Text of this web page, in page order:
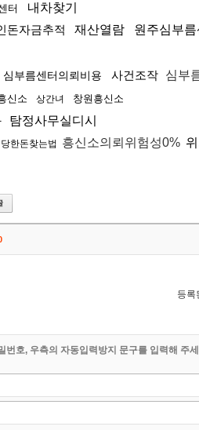
터 내차찾기
돈자금추적 재산열람 원주심부름
심부름센터의뢰비용 사건조작 심부
신소 상간녀 창원흥신소
탐정사무실디시
한돈찾는법 흥신소의뢰위험성0%
등록
번호, 우측의 자동입력방지 문구를 입력해 주